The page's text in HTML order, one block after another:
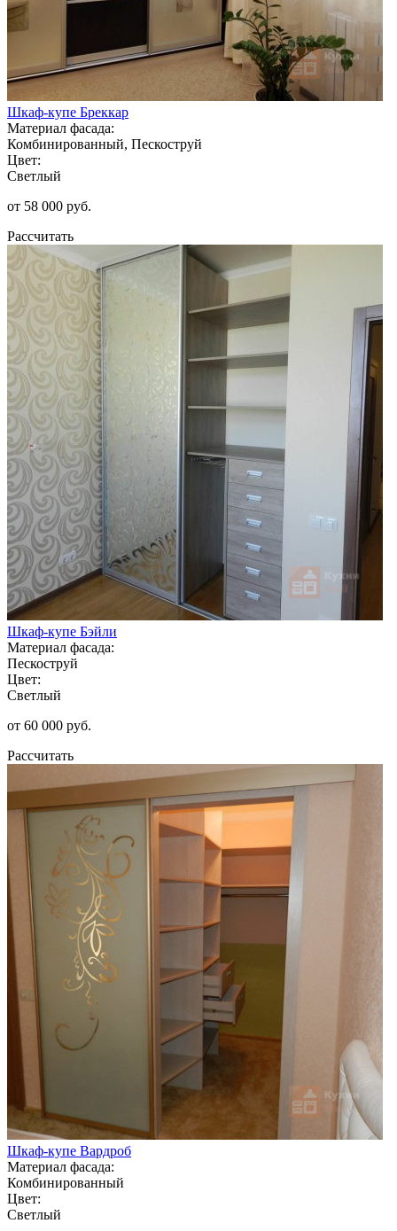
Шкаф-купе Бреккар
Материал фасада:
Комбинированный, Пескоструй
Цвет:
Светлый
от 58 000 руб.
Рассчитать
Шкаф-купе Бэйли
Материал фасада:
Пескоструй
Цвет:
Светлый
от 60 000 руб.
Рассчитать
Шкаф-купе Вардроб
Материал фасада:
Комбинированный
Цвет:
Светлый